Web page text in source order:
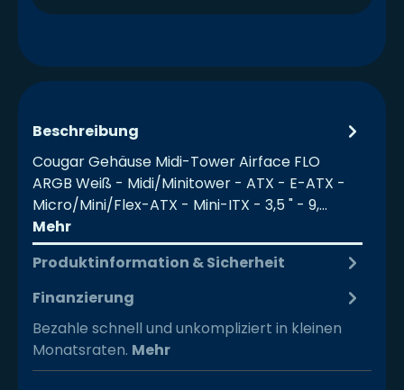
Beschreibung
Cougar Gehäuse Midi-Tower Airface FLO
ARGB Weiß - Midi/Minitower - ATX - E-ATX -
Micro/Mini/Flex-ATX - Mini-ITX - 3,5 " - 9,…
Mehr
Produktinformation & Sicherheit
Finanzierung
Bezahle schnell und unkompliziert in kleinen
Monatsraten. Mehr